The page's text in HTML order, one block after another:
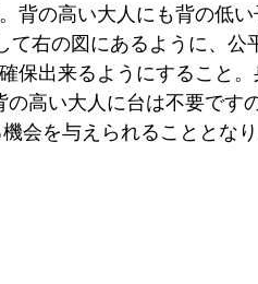
背の高い大人にも背の低
て右の図にあるように、公
保出来るようにすること
高い大人に台は不要です
会を与えられることとな